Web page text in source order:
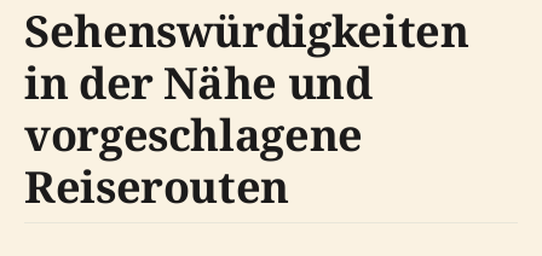
Sehenswürdigkeiten
in der Nähe und
vorgeschlagene
Reiserouten